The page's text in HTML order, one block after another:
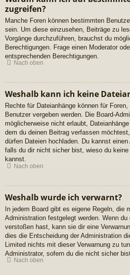
zugreifen?
Manche Foren können bestimmten
sein. Um diese einzusehen, Beiträge zu
Vorgänge durchzuführen, brauchst du
Berechtigungen. Frage einen Moderator
entsprechenden Berechtigungen.
Nach oben
Weshalb kann ich keine
Rechte für Dateianhänge können für
Benutzer vergeben werden. Die Board-
möglicherweise nicht erlaubt,
dem du deinen Beitrag verfassen
dürfen Dateien hochladen. Du kannst
falls du dir nicht sicher bist, wieso du keine
kannst.
Nach oben
Weshalb wurde ich verwarnt?
In jedem Board gibt es eigene Regeln, die
Administration festgelegt werden. Wenn du
verstoßen hast, kann sie dir eine
dies die Entscheidung der Administration
Limited nichts mit dieser Verwarnung zu
Administrator, sofern du die nicht sicher
Nach oben